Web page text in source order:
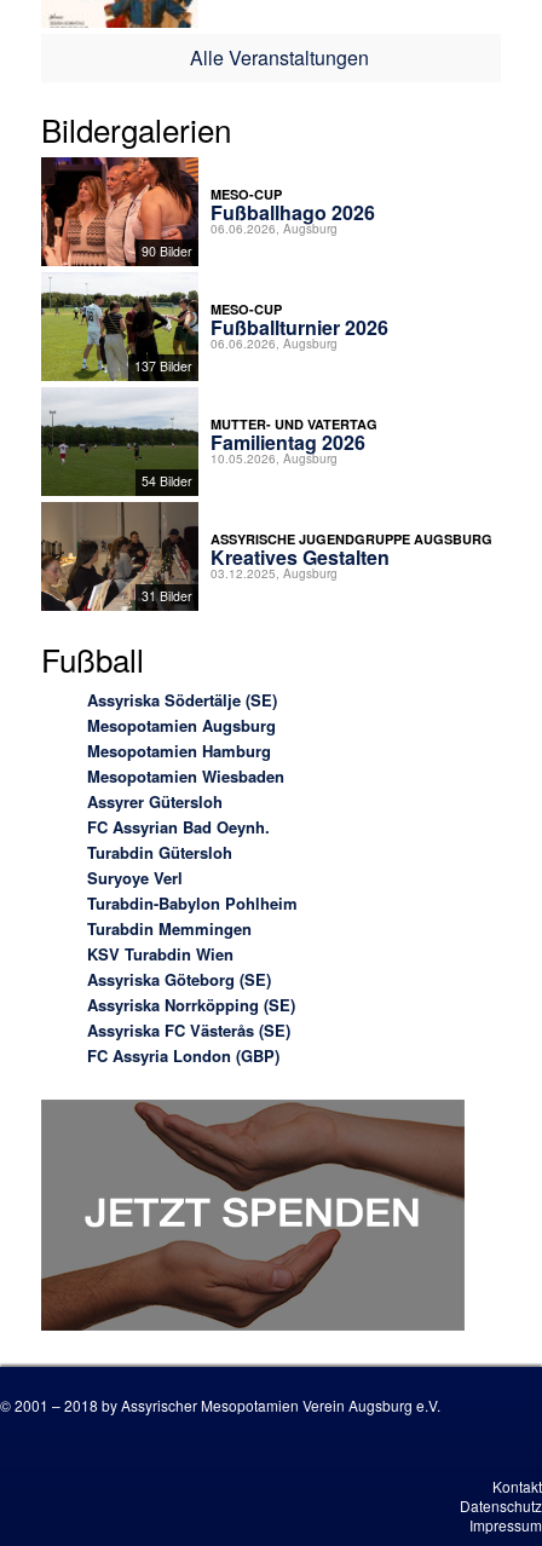
Alle Veranstaltungen
Bildergalerien
90 Bilder
MESO-CUP
Fußballhago 2026
06.06.2026, Augsburg
137 Bilder
MESO-CUP
Fußballturnier 2026
06.06.2026, Augsburg
54 Bilder
MUTTER- UND VATERTAG
Familientag 2026
10.05.2026, Augsburg
31 Bilder
ASSYRISCHE JUGENDGRUPPE AUGSBURG
Kreatives Gestalten
03.12.2025, Augsburg
Fußball
Assyriska Södertälje (SE)
Mesopotamien Augsburg
Mesopotamien Hamburg
Mesopotamien Wiesbaden
Assyrer Gütersloh
FC Assyrian Bad Oeynh.
Turabdin Gütersloh
Suryoye Verl
Turabdin-Babylon Pohlheim
Turabdin Memmingen
KSV Turabdin Wien
Assyriska Göteborg (SE)
Assyriska Norrköpping (SE)
Assyriska FC Västerås (SE)
FC Assyria London (GBP)
© 2001 – 2018 by Assyrischer Mesopotamien Verein Augsburg e.V.
Kontakt
Datenschutz
Impressum